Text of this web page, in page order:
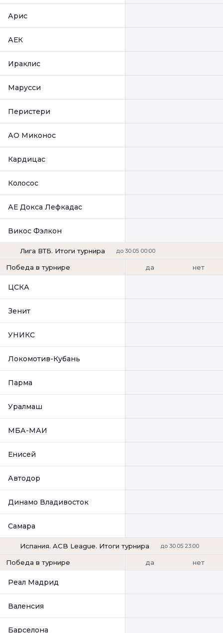
Арис
АЕК
Ираклис
Марусси
Перистери
АО Миконос
Кардицас
Колосос
АЕ Докса Лефкадас
Викос Фэлкон
Лига ВТБ. Итоги турнира до 30.05 00:00
Победа в турнире да нет
ЦСКА
Зенит
УНИКС
Локомотив-Кубань
Парма
Уралмаш
МБА-МАИ
Енисей
Автодор
Динамо Владивосток
Самара
Испания. ACB League. Итоги турнира до 30.05 23:00
Победа в турнире да нет
Реал Мадрид
Валенсия
Барселона